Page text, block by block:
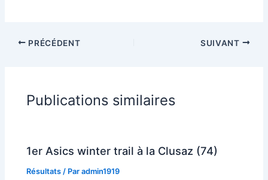
PRÉCÉDENT SUIVANT
Publications similaires
1er Asics winter trail à la Clusaz (74)
Résultats / Paradmin1919